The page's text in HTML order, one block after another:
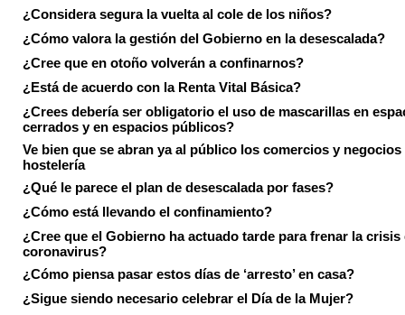
¿Considera segura la vuelta al cole de los niños?
¿Cómo valora la gestión del Gobierno en la desescalada?
¿Cree que en otoño volverán a confinarnos?
¿Está de acuerdo con la Renta Vital Básica?
¿Crees debería ser obligatorio el uso de mascarillas en
cerrados y en espacios públicos?
Ve bien que se abran ya al público los comercios y negocios
hostelería
¿Qué le parece el plan de desescalada por fases?
¿Cómo está llevando el confinamiento?
¿Cree que el Gobierno ha actuado tarde para frenar la crisis
coronavirus?
¿Cómo piensa pasar estos días de ‘arresto’ en casa?
¿Sigue siendo necesario celebrar el Día de la Mujer?